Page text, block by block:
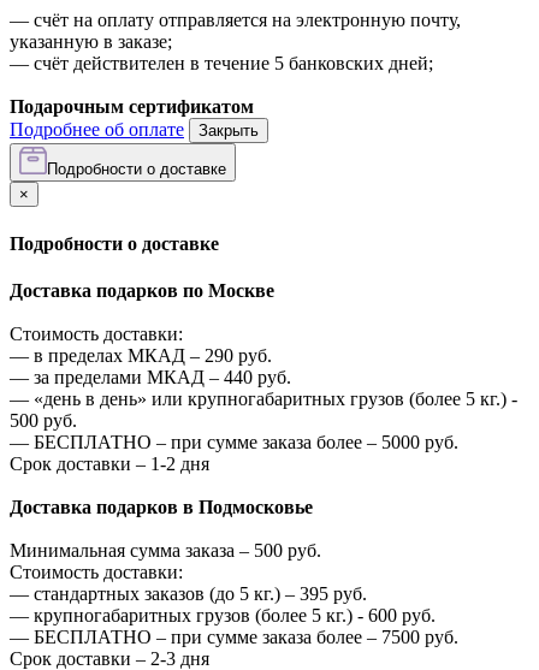
— счёт на оплату отправляется на электронную почту,
указанную в заказе;
— счёт действителен в течение 5 банковских дней;
Подарочным сертификатом
Подробнее об оплате
Закрыть
Подробности о доставке
×
Подробности о доставке
Доставка подарков по Москве
Стоимость доставки:
— в пределах МКАД – 290 руб.
— за пределами МКАД – 440 руб.
— «день в день» или крупногабаритных грузов (более 5 кг.) -
500 руб.
— БЕСПЛАТНО – при сумме заказа более – 5000 руб.
Срок доставки – 1-2 дня
Доставка подарков в Подмосковье
Минимальная сумма заказа – 500 руб.
Стоимость доставки:
— стандартных заказов (до 5 кг.) – 395 руб.
— крупногабаритных грузов (более 5 кг.) - 600 руб.
— БЕСПЛАТНО – при сумме заказа более – 7500 руб.
Срок доставки – 2-3 дня